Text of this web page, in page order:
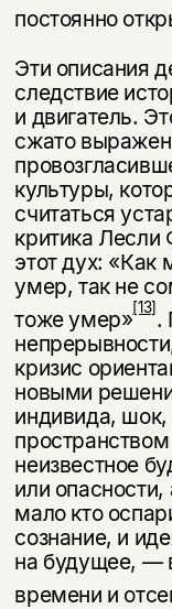
постоянно
Эти описания
следствие
и двигатель.
сжато
культуры,
считаться
критика Лесли
этот дух: «Как
умер, так не
тоже умер»[13].
кризис
новыми
индивида,
неизвестное
или
мало кто
сознание, и
на будущее, —
времени и